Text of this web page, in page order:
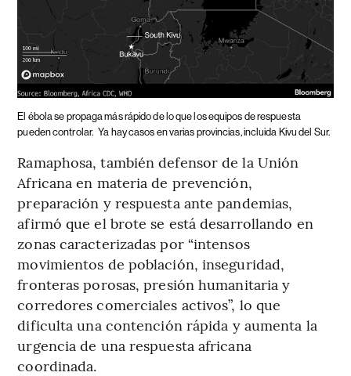
El ébola se propaga más rápido de lo que los equipos de respuesta
pueden controlar. Ya hay casos en varias provincias, incluida Kivu del Sur.
Ramaphosa, también defensor de la Unión
Africana en materia de prevención,
preparación y respuesta ante pandemias,
afirmó que el brote se está desarrollando en
zonas caracterizadas por “intensos
movimientos de población, inseguridad,
fronteras porosas, presión humanitaria y
corredores comerciales activos”, lo que
dificulta una contención rápida y aumenta la
urgencia de una respuesta africana
coordinada.